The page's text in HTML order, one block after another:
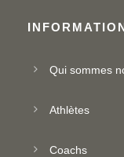
Qui sommes
Athlètes
Coachs